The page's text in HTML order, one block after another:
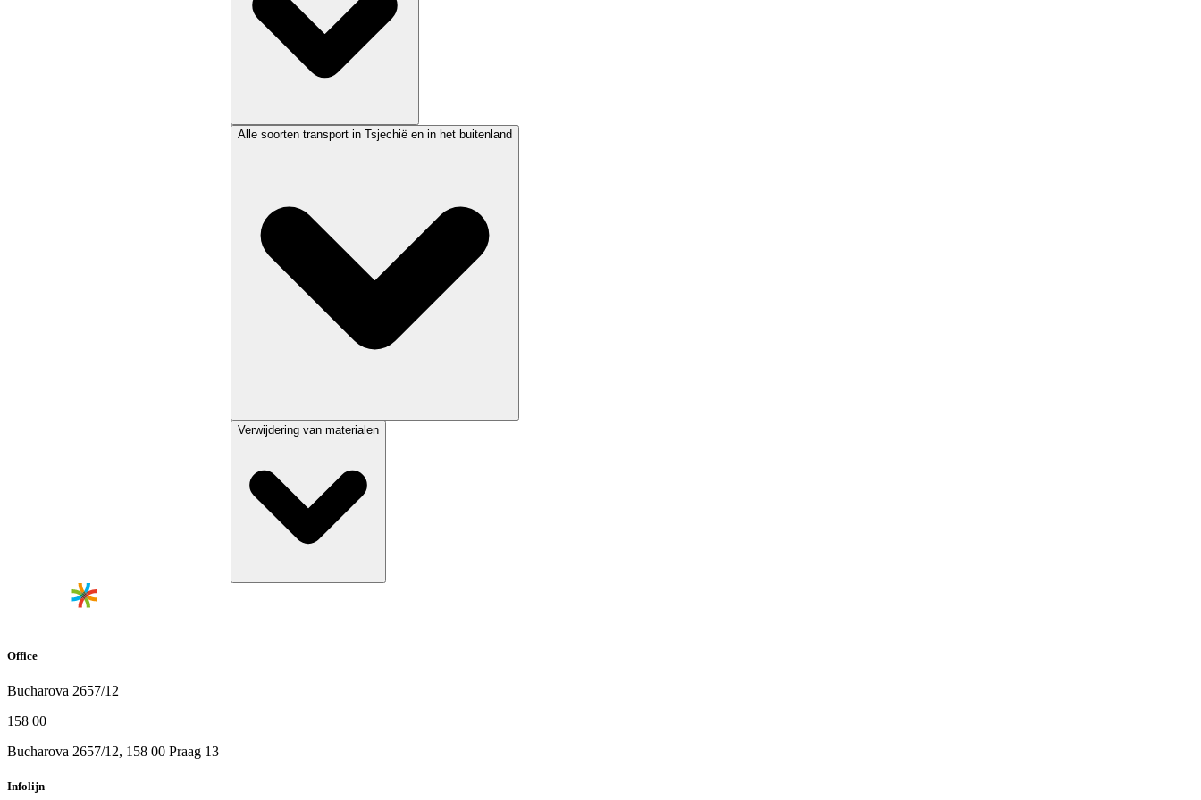
Alle soorten transport in Tsjechië en in het buitenland
Verwijdering van materialen
Office
Bucharova 2657/12
158 00
Bucharova 2657/12, 158 00 Praag 13
Infolijn